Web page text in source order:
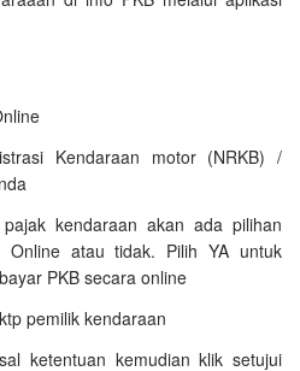
Kendaraan motor (NRKB) /
kendaraan akan ada pilihan
Online atau tidak. Pilih YA untuk
PKB secara online
pemilik kendaraan
ketentuan kemudian klik setujui